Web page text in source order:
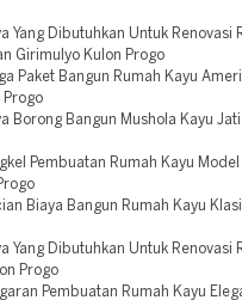
Yang Dibutuhkan Untuk Renovasi
Girimulyo Kulon Progo
Paket Bangun Rumah Kayu
Progo
Borong Bangun Mushola Kayu
Pembuatan Rumah Kayu Model
Biaya Bangun Rumah Kayu
Yang Dibutuhkan Untuk Renovasi
Progo
Pembuatan Rumah Kayu